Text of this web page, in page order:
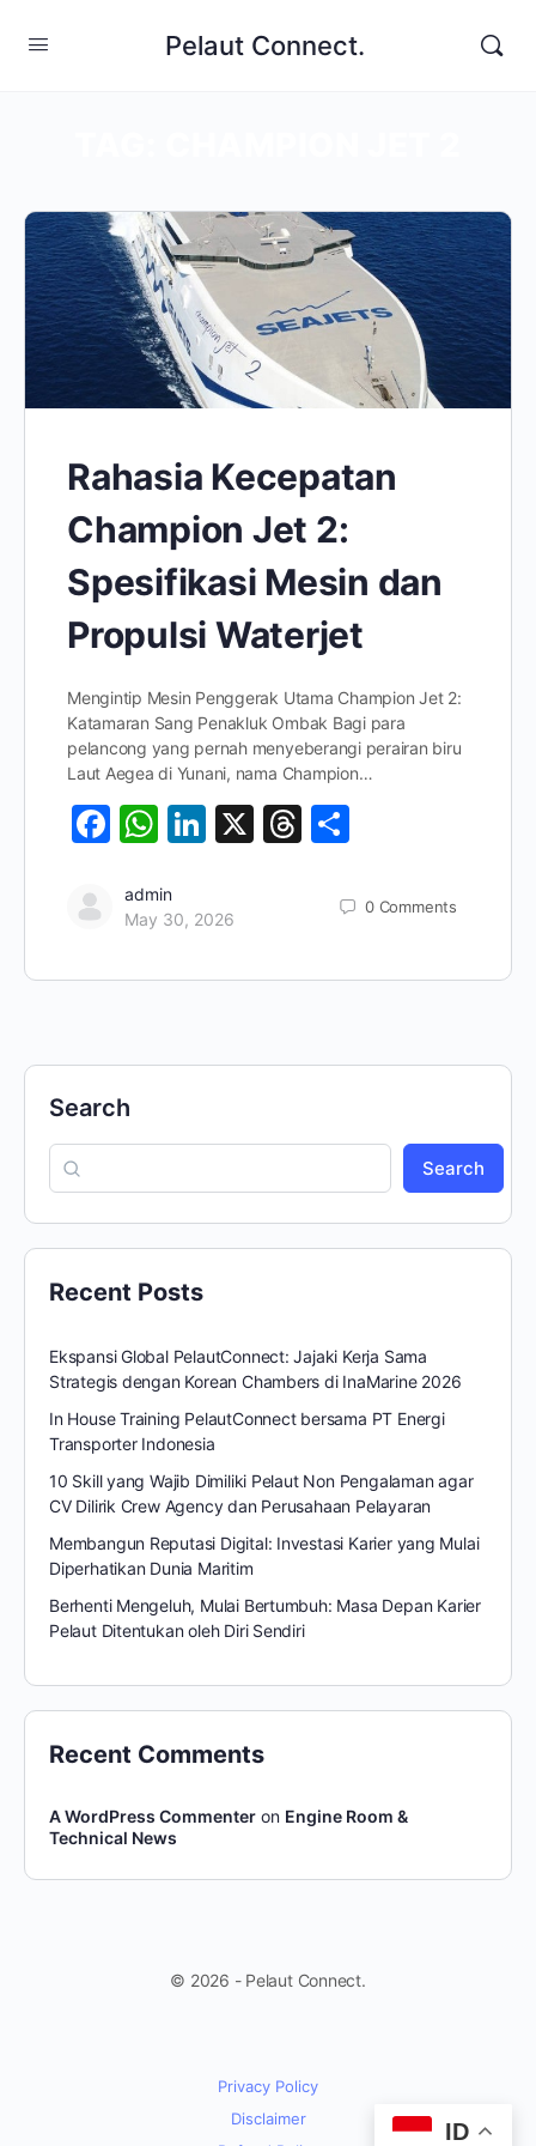
Pelaut Connect.
Rahasia Kecepatan
Champion Jet 2:
Spesifikasi Mesin dan
Propulsi Waterjet
Mengintip Mesin Penggerak Utama Champion Jet 2:
Katamaran Sang Penakluk Ombak Bagi para
pelancong yang pernah menyeberangi perairan biru
Laut Aegea di Yunani, nama Champion…
Facebook
WhatsApp
LinkedIn
X Threads
admin
May 30, 2026
0 Comments
Search
Search
Recent Posts
Ekspansi Global PelautConnect: Jajaki Kerja Sama
Strategis dengan Korean Chambers di InaMarine 2026
In House Training PelautConnect bersama PT Energi
Transporter Indonesia
10 Skill yang Wajib Dimiliki Pelaut Non Pengalaman agar
CV Dilirik Crew Agency dan Perusahaan Pelayaran
Membangun Reputasi Digital: Investasi Karier yang Mulai
Diperhatikan Dunia Maritim
Berhenti Mengeluh, Mulai Bertumbuh: Masa Depan Karier
Pelaut Ditentukan oleh Diri Sendiri
Recent Comments
A WordPress Commenter on Engine Room &
Technical News
© 2026 - Pelaut Connect.
Privacy Policy
Disclaimer
ID